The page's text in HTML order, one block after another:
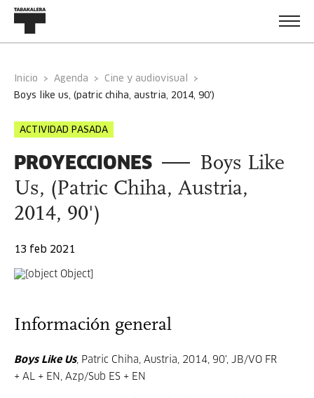
Inicio Agenda
Cine y audiovisual
boys like us, (patric chiha, austria, 2014, 90')
ACTIVIDAD PASADA
PROYECCIONES
Boys Like
Us, (Patric Chiha, Austria,
2014, 90')
13 feb 2021
Información general
Boys Like Us, Patric Chiha, Austria, 2014, 90', JB/VO FR
+ AL + EN, Azp/Sub ES + EN